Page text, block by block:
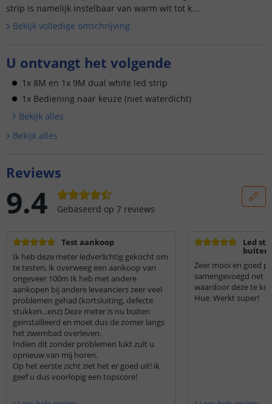
strip is namelijk instelbaar van warm wit tot k...
Bekijk volledige omschrijving
U ontvangt het volgende
1x 8M en 1x 9M dual white led strip
1x Bediening naar keuze (niet waterdicht)
Bekijk alles
Bekijk alles
Reviews
9.4 Gebaseerd op 7 reviews
Test aankoop
Ik heb deze meter ledverlichtig gekocht om
te testen, ik overweeg een aankoop van
ongeveer 100m Ik heb met andere
aankopen bij andere leveanciers zeer veel
problemen gehad (kortsluiting, defecte
stukken...enz) Deze meter is nu buiten
geinstallleerd en moet dus de zomer langs
het zwembad overleven.
Indien dit zonder problemen lukt zult u
opnieuw van mij horen.
Op het eerste zicht ziet het er goed uit! ik
geef u dus voorlopig een topscore!
Led
buiten
Zeer mooi en goed
samengevoegd net
waardoor deze te
Hue. Werkt super!